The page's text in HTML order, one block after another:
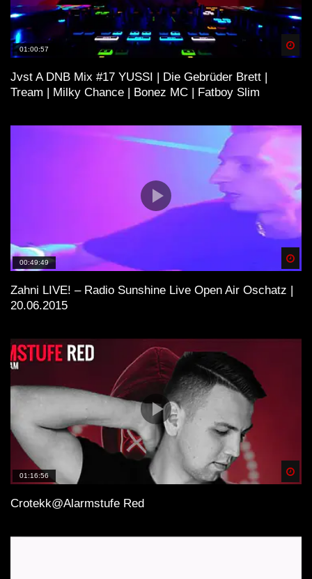
01:00:57
Jvst A DNB Mix #17 YUSSI | Die Gebrüder Brett |
Tream | Milky Chance | Bonez MC | Fatboy Slim
00:49:49
Zahni LIVE! – Radio Sunshine Live Open Air Oschatz |
20.06.2015
01:16:56
Crotekk@Alarmstufe Red